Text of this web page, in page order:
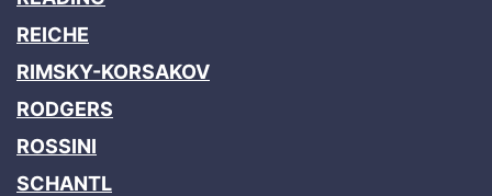
REICHE
RIMSKY-KORSAKOV
RODGERS
ROSSINI
SCHANTL